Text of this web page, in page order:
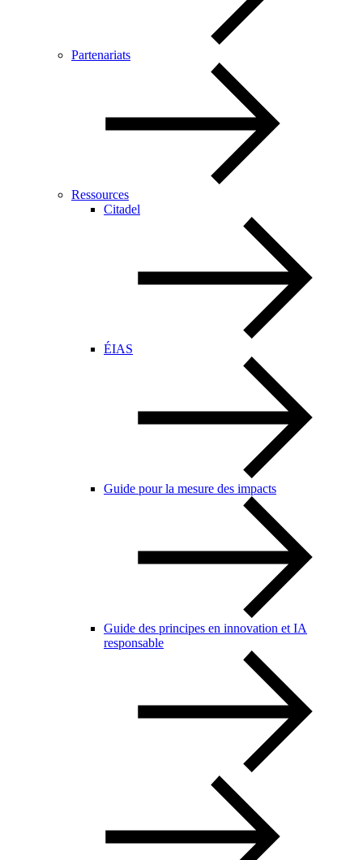
Partenariats
Ressources
Citadel
ÉIAS
Guide pour la mesure des impacts
Guide des principes en innovation et IA
responsable